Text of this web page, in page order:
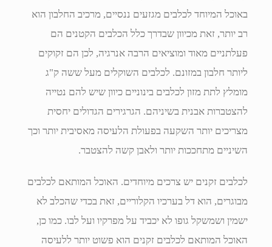
באוכל המיוחד לכלבים מגזעים ננסיים, מרכיב החלבון הוא
רב יותר, זאת מכיוון שבדרך כלל הכלבים הקטנים הם
פעלתניים מאוד ומוציאים הרבה אנרגיה, לכן הם זקוקים
ליותר חלבון במזונם. לכלבים השוקלים מעל ששה ק"ג
מומלץ לתת מזון לכלבים בינוניים כיוון שיש להם נטייה
להצטברות אבנית בשיניהם. הגרגירים הגדולים יחסית
מצריכים יותר השקעה בפעולת הלעיסה מאסיבית יותר וכך
השיניים מתחככות יותר ולאבן קשה להצטבר.
לכלבים זקנים יש צרכים מיוחדים. האוכל המותאם לכלבים
מבוגרים, הוא דל בערכיו הקלוריים, זאת בכדי שהכלב לא
ישמין ושמשקל גופו לא יכביד על מפרקיו ועל לבו. כמו כן,
האוכל המותאם לכלבים זקנים הוא פשוט יותר ללעיסה